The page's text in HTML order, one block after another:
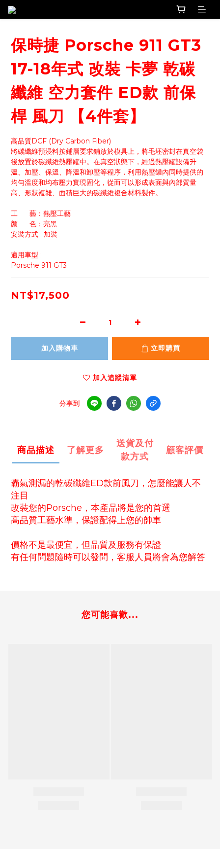
保時捷 Porsche 911 GT3
17-18年式 改裝 卡夢 乾碳
纖維 空力套件 ED款 前保
桿 風刀 【4件套】
高品質DCF (Dry Carbon Fiber)
將碳纖維預浸料按鋪層要求鋪放於模具上，將毛坯密封在真空袋
後放置於碳纖維熱壓罐中。在真空狀態下，經過熱壓罐設備升
溫、加壓、保溫、降溫和卸壓等程序，利用熱壓罐內同時提供的
均勻溫度和均布壓力實現固化，從而可以形成表面與內部質量
高、形狀複雜、面積巨大的碳纖維複合材料製件。
工      藝：熱壓工藝
颜      色：亮黑
安裝方式 : 加裝
適用車型 :
Porsche 911 GT3
NT$17,500
加入購物車 立即購買
加入追蹤清單
分享到
商品描述 了解更多
送貨及付
款方式
顧客評價
霸氣測漏的乾碳纖維ED款前風刀，怎麼能讓人不
注目
改裝您的Porsche，本產品將是您的首選
高品質工藝水準，保證配得上您的帥車
價格不是最便宜，但品質及服務有保證
有任何問題隨時可以發問，客服人員將會為您解答
您可能喜歡...